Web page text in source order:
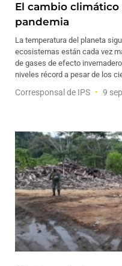
El cambio
pandemia
La temperatura del planeta
ecosistemas están cada vez
de gases de efecto
niveles récord a pesar de los
Corresponsal de IPS 9